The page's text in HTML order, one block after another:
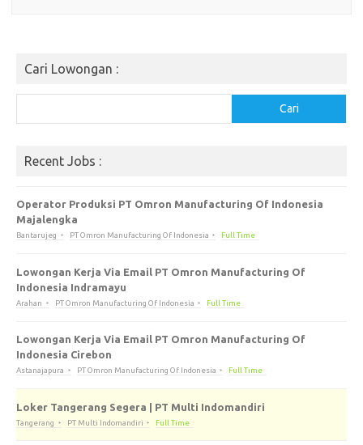
Cari Lowongan :
Cari
Recent Jobs :
Operator Produksi PT Omron Manufacturing Of Indonesia
Majalengka
Bantarujeg PT Omron Manufacturing Of Indonesia Full Time
Lowongan Kerja Via Email PT Omron Manufacturing Of
Indonesia Indramayu
Arahan PT Omron Manufacturing Of Indonesia Full Time
Lowongan Kerja Via Email PT Omron Manufacturing Of
Indonesia Cirebon
Astanajapura PT Omron Manufacturing Of Indonesia Full Time
Loker Tangerang Segera | PT Multi Indomandiri
Tangerang PT Multi Indomandiri Full Time